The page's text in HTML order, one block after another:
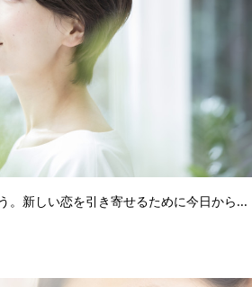
。新しい恋を引き寄せるために今日から...